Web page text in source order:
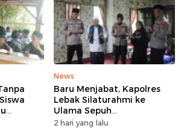
News
Baru Menjabat, Kapolres
Lebak Silaturahmi ke
Ulama Sepuh
Rangkasbitung
2 hari yang lalu